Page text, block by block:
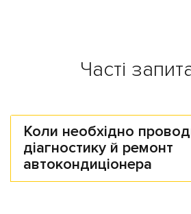
Часті
Коли необхідно
діагностику й ремонт
автокондиціонера